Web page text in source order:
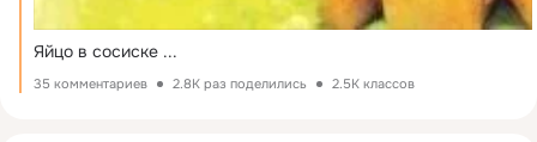
Яйцо в сосиске ...
35 комментариев 2.8K раз поделились 2.5K классов